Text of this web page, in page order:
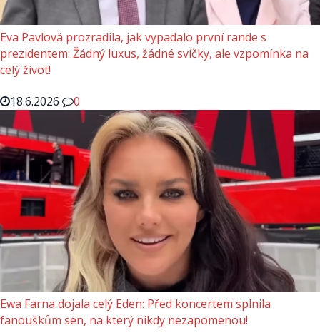
Eva Pavlová prozradila, jak vypadalo první rande s
prezidentem: Žádný luxus, žádné svíčky, ale vzpomínka na
celý život!
18.6.2026
0
Ewa Farna dojala celý Eden: Před koncertem splnila
fanouškům sen, na který nikdy nezapomenou!